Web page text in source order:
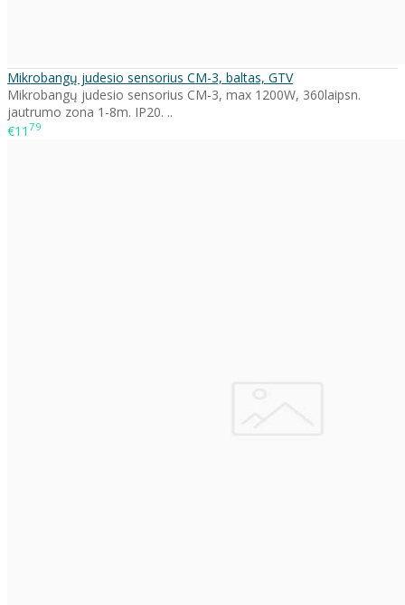
Mikrobangų judesio sensorius CM-3, baltas, GTV
Mikrobangų judesio sensorius CM-3, max 1200W, 360laipsn.
jautrumo zona 1-8m. IP20. ..
€11 79